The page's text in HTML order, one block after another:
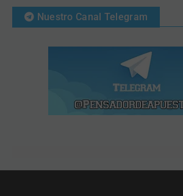
Nuestro Canal Telegram